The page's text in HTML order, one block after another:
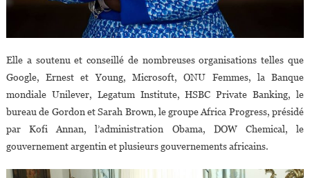
Elle a soutenu et conseillé de nombreuses organisations telles que
Google, Ernest et Young, Microsoft, ONU Femmes, la Banque
mondiale Unilever, Legatum Institute, HSBC Private Banking, le
bureau de Gordon et Sarah Brown, le groupe Africa Progress, présidé
par Kofi Annan, l’administration Obama, DOW Chemical, le
gouvernement argentin et plusieurs gouvernements africains.